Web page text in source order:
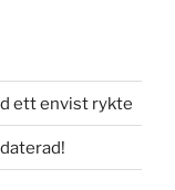
ett envist rykte